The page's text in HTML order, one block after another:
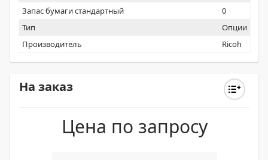
Запас бумаги стандартный
0
Тип
Опции
Производитель
Ricoh
На заказ
Цена по запросу